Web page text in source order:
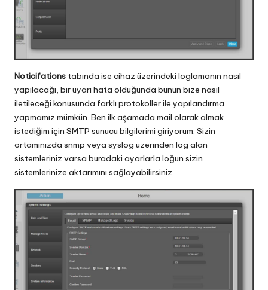
Noticifations tabında ise cihaz üzerindeki loglamanın nasıl
yapılacağı, bir uyarı hata olduğunda bunun bize nasıl
iletileceği konusunda farklı protokoller ile yapılandırma
yapmamız mümkün. Ben ilk aşamada mail olarak almak
istediğim için SMTP sunucu bilgilerimi giriyorum. Sizin
ortamınızda snmp veya syslog üzerinden log alan
sistemleriniz varsa buradaki ayarlarla loğun sizin
sistemlerinize aktarımını sağlayabilirsiniz.